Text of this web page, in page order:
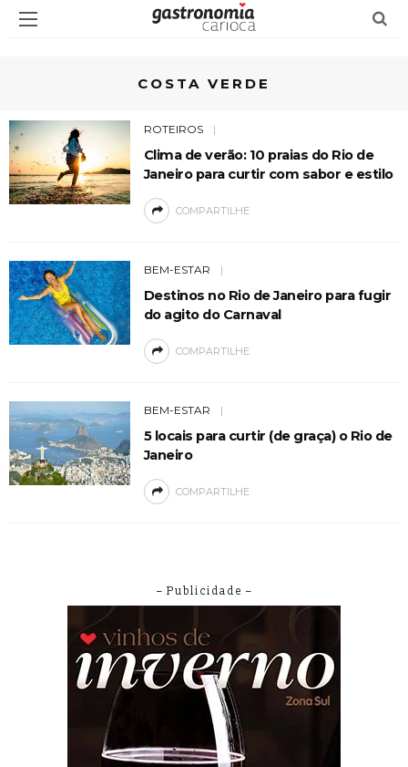
COSTA VERDE
ROTEIROS
Clima de verão: 10 praias do Rio de
Janeiro para curtir com sabor e estilo
COMPARTILHE
BEM-ESTAR
Destinos no Rio de Janeiro para fugir
do agito do Carnaval
COMPARTILHE
BEM-ESTAR
5 locais para curtir (de graça) o Rio de
Janeiro
COMPARTILHE
– Publicidade –